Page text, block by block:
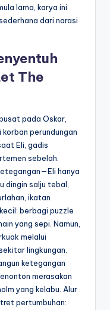
lama, karya ini
dari narasi
The
pada Oskar,
korban perundungan
Eli, gadis
sebelah.
hanya
dingin salju tebal,
ikatan
berbagi puzzle
yang sepi. Namun,
melalui
lingkungan.
ketegangan
merasakan
yang kelabu. Alur
pertumbuhan: